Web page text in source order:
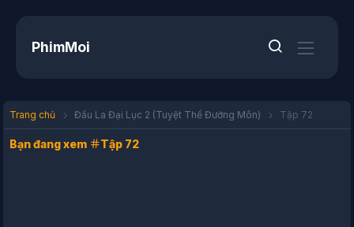
PhimMoi
Trang chủ Đấu La Đại Lục 2 (Tuyệt Thế Đường Môn) Tập 72
Bạn đang xem Tập 72